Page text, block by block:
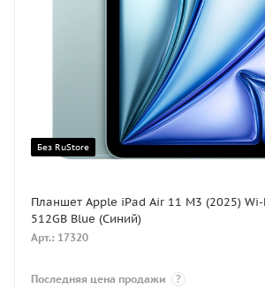
Без RuStore
Планшет Apple iPad Air 11 M3 (2025)
512GB Blue (Синий)
Арт.: 17320
Последняя цена продажи ?